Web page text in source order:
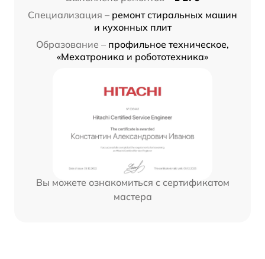
Специализация – ремонт стиральных машин
и кухонных плит
Образование – профильное техническое,
«Мехатроника и робототехника»
Вы можете ознакомиться с сертификатом
мастера